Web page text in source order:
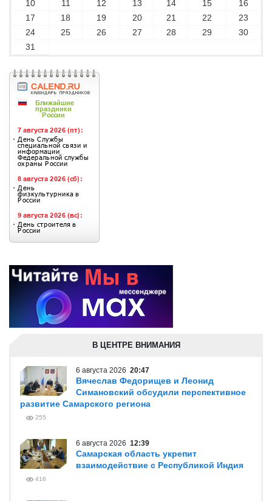
10 11 12 13 14 15
16
17
18 19 20 21 22
23
24
25 26 27 28 29
30
31
В ЦЕНТРЕ ВНИМАНИЯ
6 августа 2026 20:47
Вячеслав Федорищев и Леонид
Симановский обсудили перспективное
развитие Самарского региона
255
6 августа 2026 12:39
Самарская область укрепит
взаимодействие с Республикой Индия
416